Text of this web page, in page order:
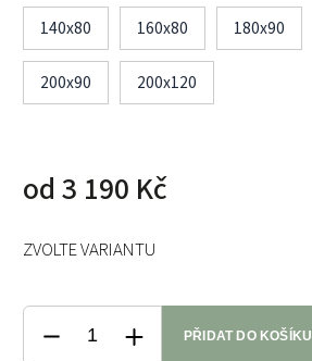
140x80
160x80 180x90
200x90 200x120
od 3 190 Kč
ZVOLTE VARIANTU
PŘIDAT DO KOŠÍKU